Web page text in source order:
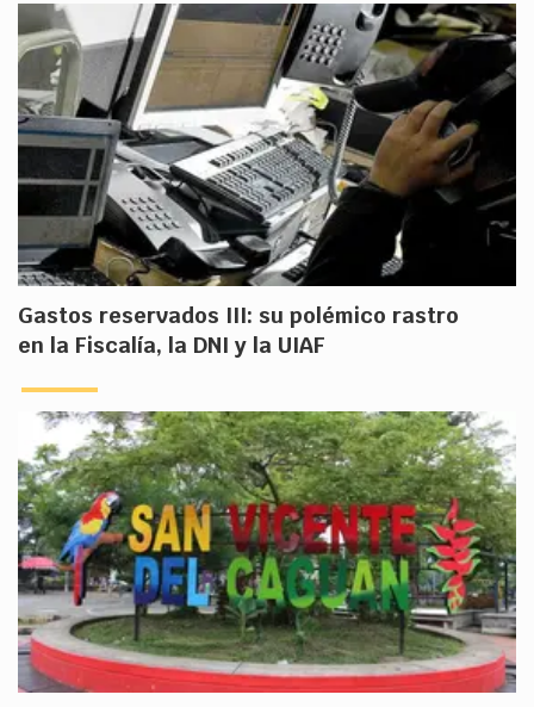
Gastos reservados III: su polémico rastro
en la Fiscalía, la DNI y la UIAF